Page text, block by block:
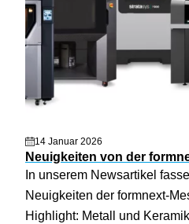
14 Januar 2026
Neuigkeiten von der
In unserem Newsartikel
Neuigkeiten der formnext-
Highlight: Metall und